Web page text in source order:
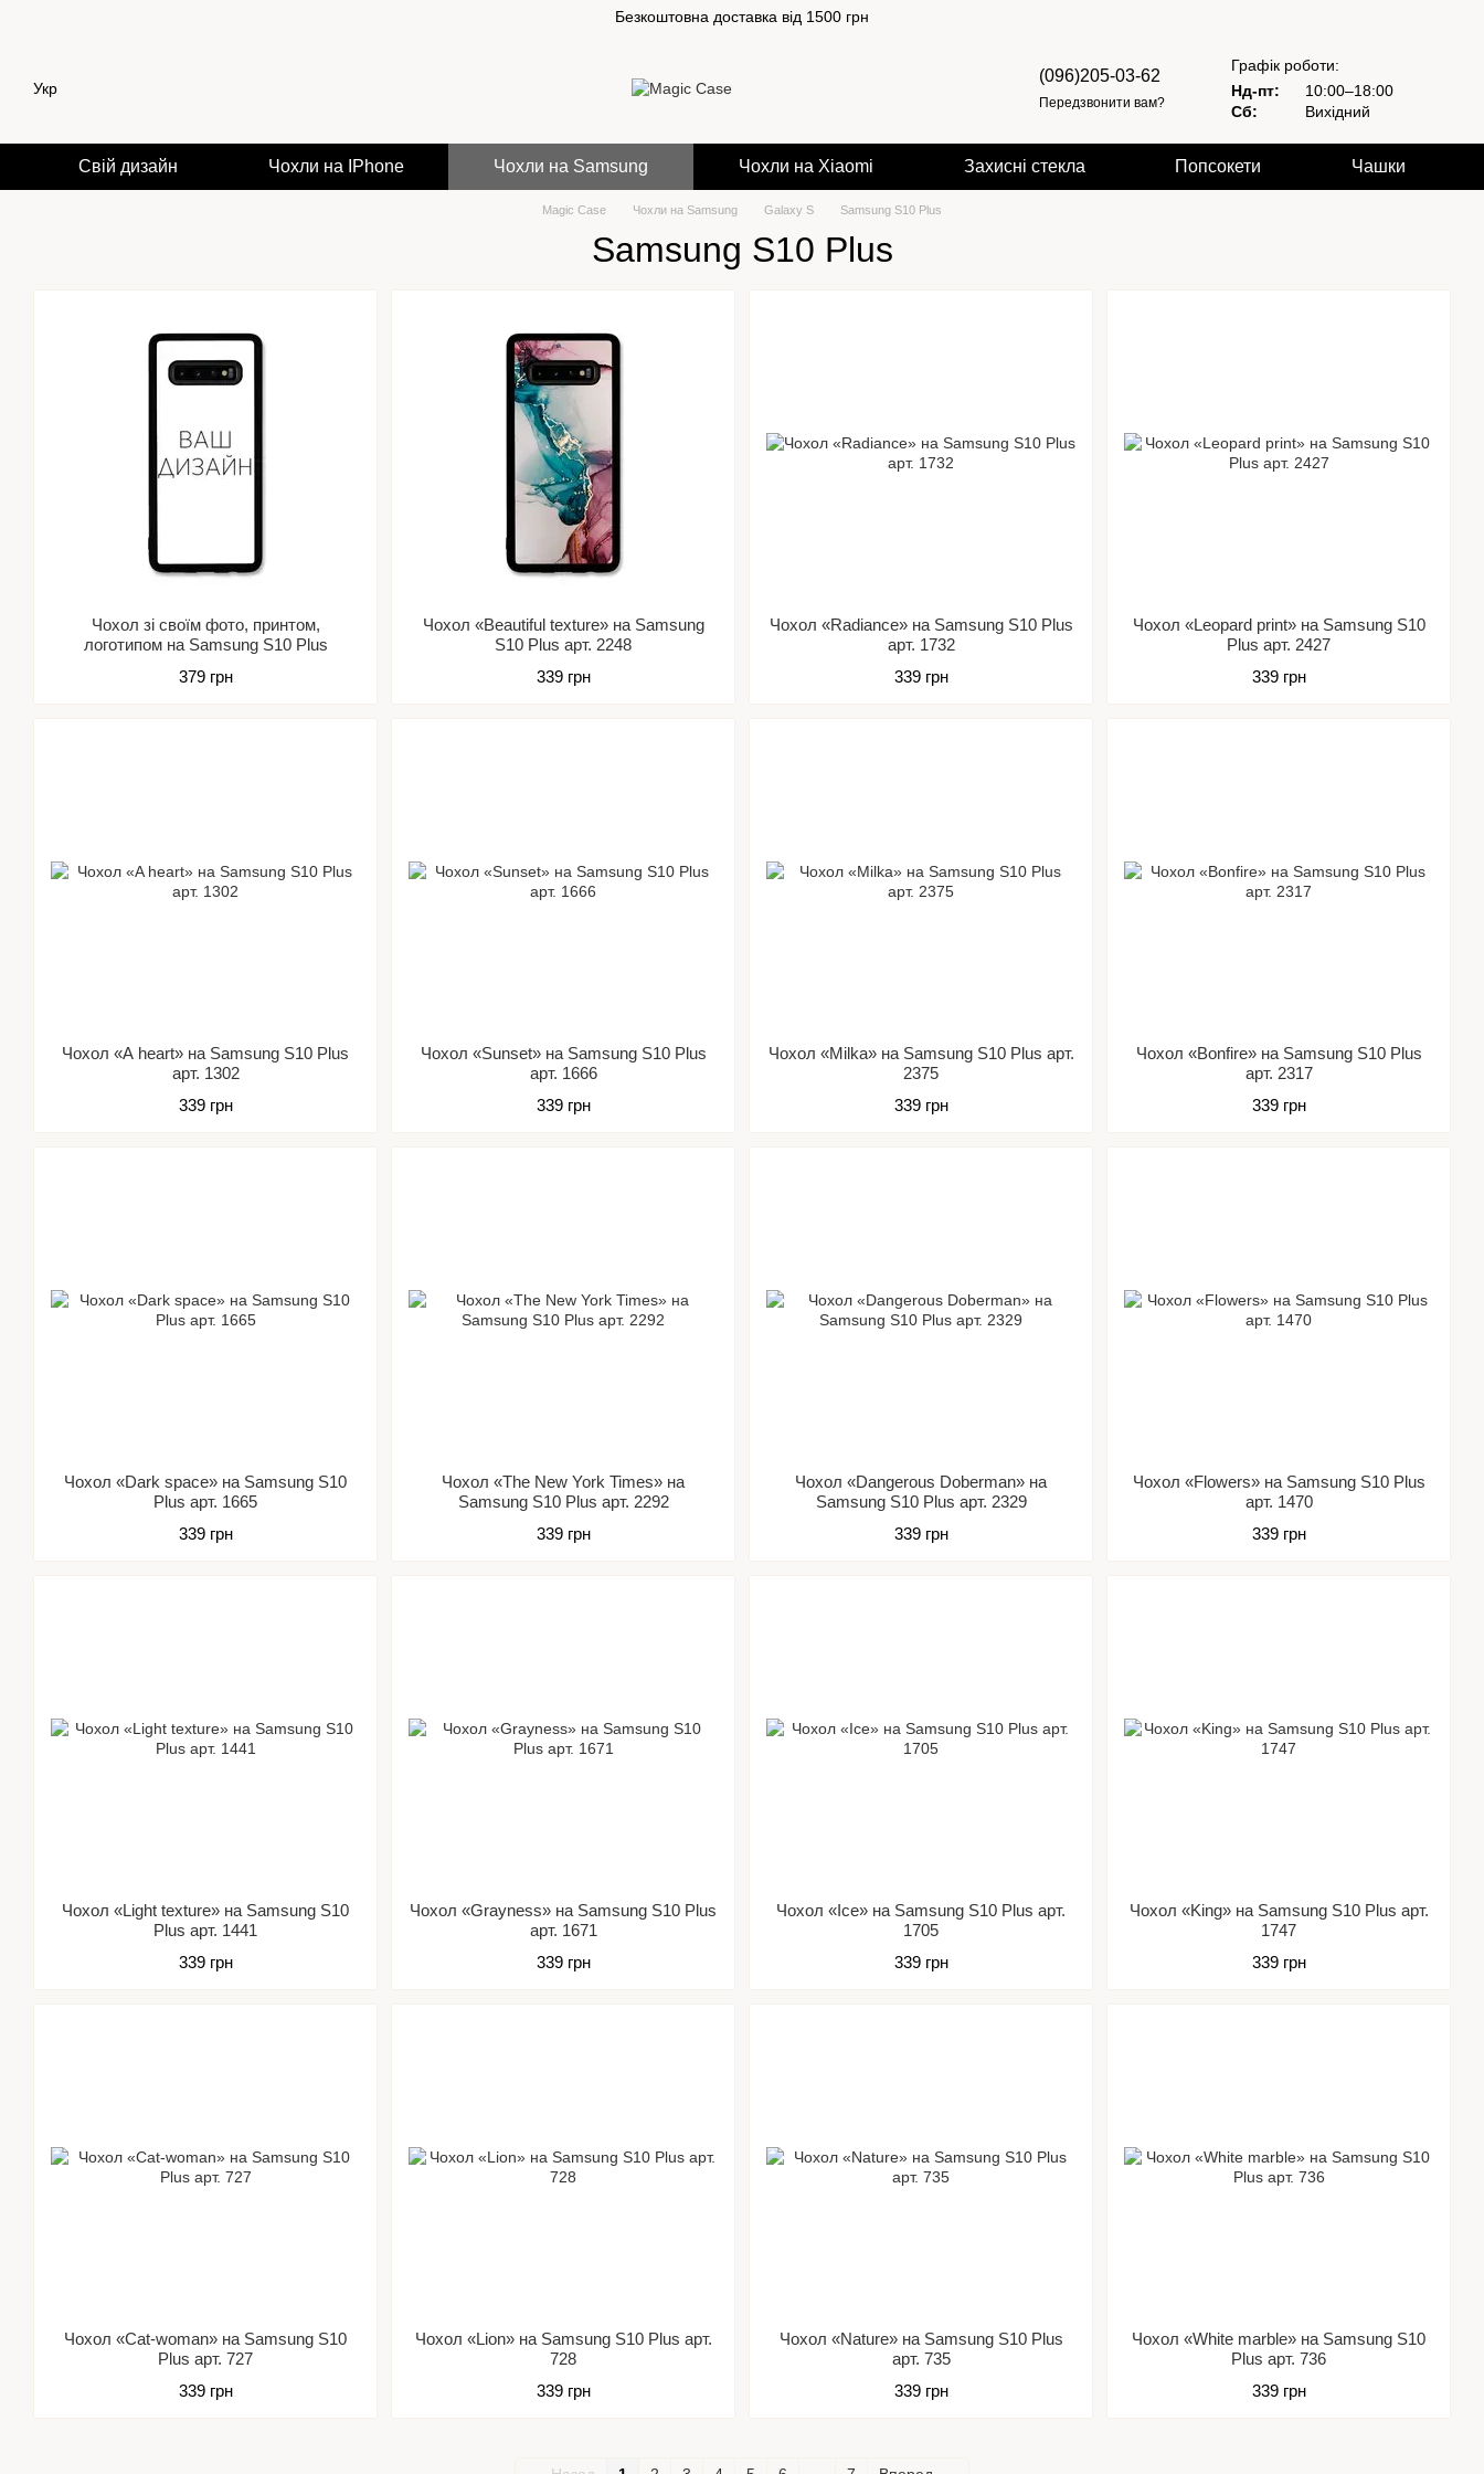
Безкоштовна доставка від 1500 грн
Укр
(096)205-03-62
Передзвонити вам?
Графік роботи:
Нд-пт:
10:00–18:00
Сб:
Вихідний
Свій дизайн Чохли на IPhone Чохли на Samsung Чохли на Xiaomi Захисні стекла Попсокети Чашки
Magic Case Чохли на Samsung Galaxy S Samsung S10 Plus
Samsung S10 Plus
Чохол зі своїм фото, принтом,
логотипом на Samsung S10 Plus
379 грн
Чохол «Beautiful texture» на Samsung
S10 Plus арт. 2248
339 грн
Чохол «Radiance» на Samsung S10 Plus
арт. 1732
339 грн
Чохол «Leopard print» на Samsung S10
Plus арт. 2427
339 грн
Чохол «A heart» на Samsung S10 Plus
арт. 1302
339 грн
Чохол «Sunset» на Samsung S10 Plus
арт. 1666
339 грн
Чохол «Milka» на Samsung S10 Plus арт.
2375
339 грн
Чохол «Bonfire» на Samsung S10 Plus
арт. 2317
339 грн
Чохол «Dark space» на Samsung S10
Plus арт. 1665
339 грн
Чохол «The New York Times» на
Samsung S10 Plus арт. 2292
339 грн
Чохол «Dangerous Doberman» на
Samsung S10 Plus арт. 2329
339 грн
Чохол «Flowers» на Samsung S10 Plus
арт. 1470
339 грн
Чохол «Light texture» на Samsung S10
Plus арт. 1441
339 грн
Чохол «Grayness» на Samsung S10 Plus
арт. 1671
339 грн
Чохол «Ice» на Samsung S10 Plus арт.
1705
339 грн
Чохол «King» на Samsung S10 Plus арт.
1747
339 грн
Чохол «Cat-woman» на Samsung S10
Plus арт. 727
339 грн
Чохол «Lion» на Samsung S10 Plus арт.
728
339 грн
Чохол «Nature» на Samsung S10 Plus
арт. 735
339 грн
Чохол «White marble» на Samsung S10
Plus арт. 736
339 грн